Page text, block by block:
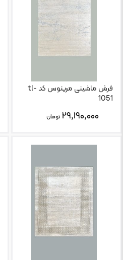
فرش ماشینی مرینوس کد tl-
1051
۲۹,۱۹۰,۰۰۰ تومان